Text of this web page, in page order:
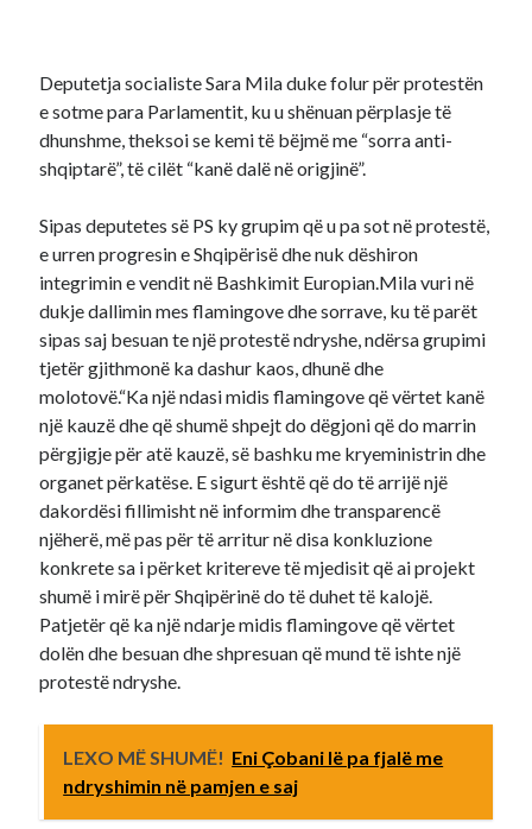
Deputetja socialiste Sara Mila duke folur për protestën
e sotme para Parlamentit, ku u shënuan përplasje të
dhunshme, theksoi se kemi të bëjmë me “sorra anti-
shqiptarë”, të cilët “kanë dalë në origjinë”.
Sipas deputetes së PS ky grupim që u pa sot në protestë,
e urren progresin e Shqipërisë dhe nuk dëshiron
integrimin e vendit në Bashkimit Europian.Mila vuri në
dukje dallimin mes flamingove dhe sorrave, ku të parët
sipas saj besuan te një protestë ndryshe, ndërsa grupimi
tjetër gjithmonë ka dashur kaos, dhunë dhe
molotovë.“Ka një ndasi midis flamingove që vërtet kanë
një kauzë dhe që shumë shpejt do dëgjoni që do marrin
përgjigje për atë kauzë, së bashku me kryeministrin dhe
organet përkatëse. E sigurt është që do të arrijë një
dakordësi fillimisht në informim dhe transparencë
njëherë, më pas për të arritur në disa konkluzione
konkrete sa i përket kritereve të mjedisit që ai projekt
shumë i mirë për Shqipërinë do të duhet të kalojë.
Patjetër që ka një ndarje midis flamingove që vërtet
dolën dhe besuan dhe shpresuan që mund të ishte një
protestë ndryshe.
LEXO MË SHUMË! Eni Çobani lë pa fjalë me
ndryshimin në pamjen e saj